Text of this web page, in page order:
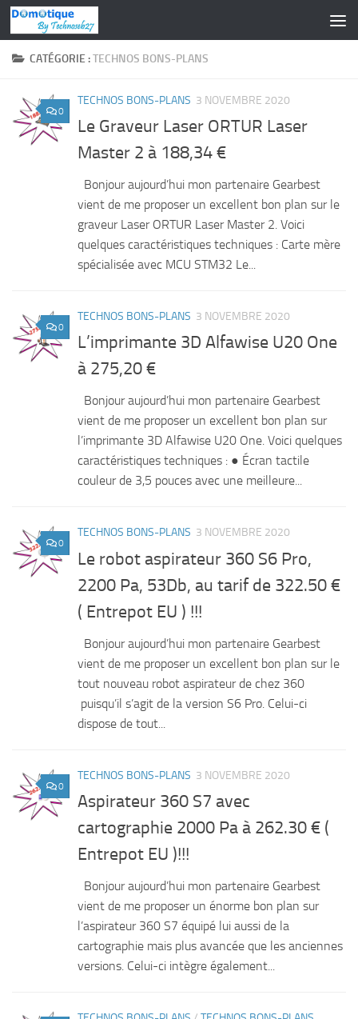
Skip to content
CATÉGORIE :TECHNOS BONS-PLANS
0
TECHNOS BONS-PLANS 3 NOVEMBRE 2020
Le Graveur Laser ORTUR Laser
Master 2 à 188,34 €
Bonjour aujourd’hui mon partenaire Gearbest
vient de me proposer un excellent bon plan sur le
graveur Laser ORTUR Laser Master 2. Voici
quelques caractéristiques techniques : Carte mère
spécialisée avec MCU STM32 Le...
0
TECHNOS BONS-PLANS 3 NOVEMBRE 2020
L’imprimante 3D Alfawise U20 One
à 275,20 €
Bonjour aujourd’hui mon partenaire Gearbest
vient de me proposer un excellent bon plan sur
l’imprimante 3D Alfawise U20 One. Voici quelques
caractéristiques techniques : ● Écran tactile
couleur de 3,5 pouces avec une meilleure...
0
TECHNOS BONS-PLANS 3 NOVEMBRE 2020
Le robot aspirateur 360 S6 Pro,
2200 Pa, 53Db, au tarif de 322.50 €
( Entrepot EU ) !!!
Bonjour aujourd’hui mon partenaire Gearbest
vient de me proposer un excellent bon plan sur le
tout nouveau robot aspirateur de chez 360
puisqu’il s’agit de la version S6 Pro. Celui-ci
dispose de tout...
0
TECHNOS BONS-PLANS 3 NOVEMBRE 2020
Aspirateur 360 S7 avec
cartographie 2000 Pa à 262.30 € (
Entrepot EU )!!!
Bonjour aujourd’hui mon partenaire Gearbest
vient de me proposer un énorme bon plan sur
l’aspirateur 360 S7 équipé lui aussi de la
cartographie mais plus avancée que les anciennes
versions. Celui-ci intègre également...